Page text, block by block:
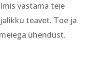
vastama teie
teavet. Toe ja
ühendust.